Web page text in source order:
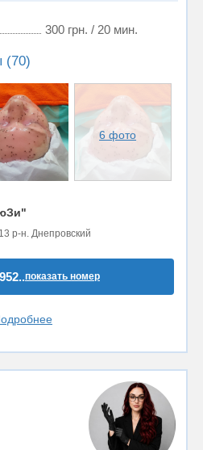
300 грн. / 20 мин.
(70)
6 фото
р-н. Днепровский
показать номер